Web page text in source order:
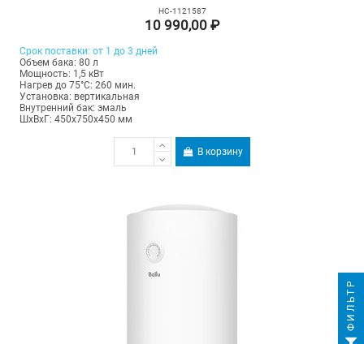
НС-1121587
10 990,00 ₽
Срок поставки: от 1 до 3 дней
Объем бака: 80 л
Мощность: 1,5 кВт
Нагрев до 75°С: 260 мин.
Установка: вертикальная
Внутренний бак: эмаль
ШхВхГ: 450х750х450 мм
В корзину
ФИЛЬТР